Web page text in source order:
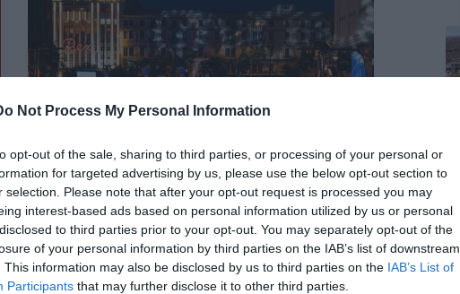
Not Process My Personal Information
opt-out of the sale, sharing to third parties, or processing of your personal or
for targeted advertising by us, please use the below opt-out section to
selection. Please note that after your opt-out request is processed you may
interest-based ads based on personal information utilized by us or personal
to third parties prior to your opt-out. You may separately opt-out of the
of your personal information by third parties on the IAB’s list of downstream
This information may also be disclosed by us to third parties on the IAB’s List of
Participants that may further disclose it to other third parties.
210
Σανταρόζα Beat